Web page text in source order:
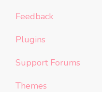
Feedback
Plugins
Support Forums
Themes